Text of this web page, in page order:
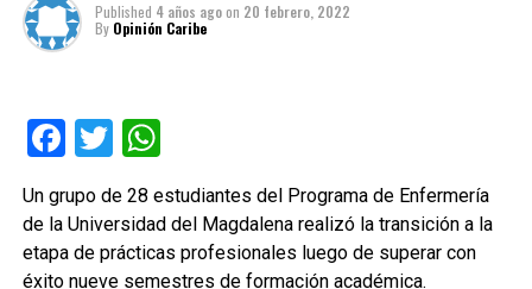
Published 4 años agoon 20 febrero, 2022
By Opinión Caribe
Facebook
TwitterWhatsApp
Un grupo de 28 estudiantes del Programa de Enfermería
de la Universidad del Magdalena realizó la transición a la
etapa de prácticas profesionales luego de superar con
éxito nueve semestres de formación académica.